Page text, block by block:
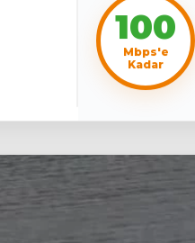
100
Mbps'e
Kadar